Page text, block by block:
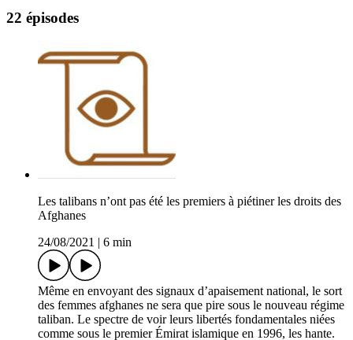
22 épisodes
Les talibans n’ont pas été les premiers à piétiner les droits des
Afghanes
24/08/2021
6 min
Même en envoyant des signaux d’apaisement national, le sort
des femmes afghanes ne sera que pire sous le nouveau régime
taliban. Le spectre de voir leurs libertés fondamentales niées
comme sous le premier Émirat islamique en 1996, les hante.